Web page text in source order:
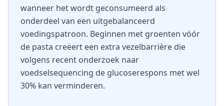
wanneer het wordt geconsumeerd als
onderdeel van een uitgebalanceerd
voedingspatroon. Beginnen met groenten vóór
de pasta creëert een extra vezelbarrière die
volgens recent onderzoek naar
voedselsequencing de glucoserespons met wel
30% kan verminderen.